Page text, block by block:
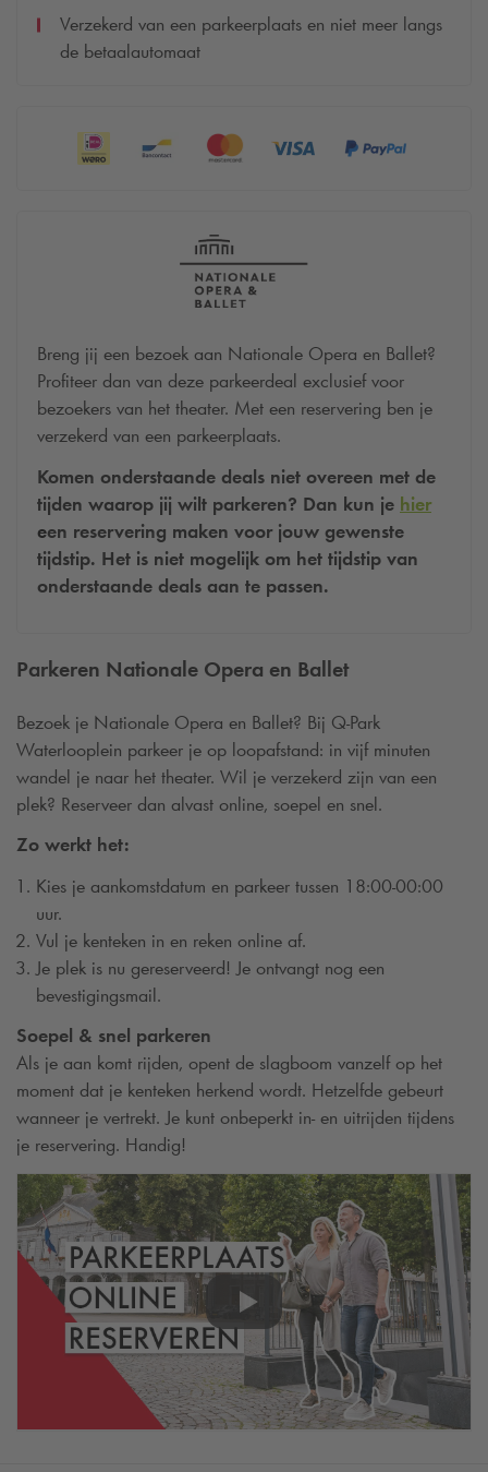
Parkeren Nationale Opera en Ballet
Bezoek je Nationale Opera en Ballet? Bij Q-Park
Waterlooplein parkeer je op loopafstand: in vijf minuten
wandel je naar het theater. Wil je verzekerd zijn van een
plek? Reserveer dan alvast online, soepel en snel.
Zo werkt het:
Kies je aankomstdatum en parkeer tussen 18:00-00:00
uur.
Vul je kenteken in en reken online af.
Je plek is nu gereserveerd! Je ontvangt nog een
bevestigingsmail.
Soepel & snel parkeren
Als je aan komt rijden, opent de slagboom vanzelf op het
moment dat je kenteken herkend wordt. Hetzelfde gebeurt
wanneer je vertrekt. Je kunt onbeperkt in- en uitrijden tijdens
je reservering. Handig!
Verzekerd van een parkeerplaats en niet meer langs
de betaalautomaat
Breng jij een bezoek aan Nationale Opera en Ballet?
Profiteer dan van deze parkeerdeal exclusief voor
bezoekers van het theater. Met een reservering ben je
verzekerd van een parkeerplaats.
Komen onderstaande deals niet overeen met de
tijden waarop jij wilt parkeren? Dan kun je hier
een reservering maken voor jouw gewenste
tijdstip. Het is niet mogelijk om het tijdstip van
onderstaande deals aan te passen.